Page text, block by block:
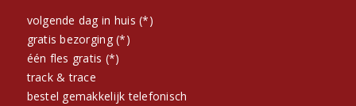
volgende dag in huis (*)
gratis bezorging (*)
één fles gratis (*)
track & trace
bestel gemakkelijk telefonisch